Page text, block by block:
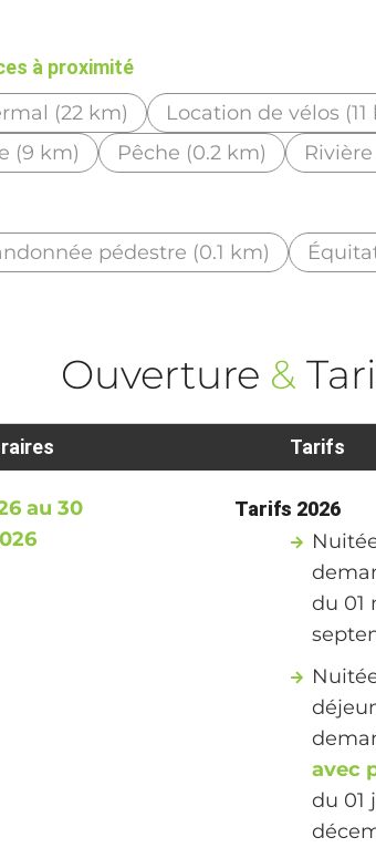
à proximité
(22 km)
Location de vélos (11
(9 km)
Pêche (0.2 km)
pédestre (0.1 km)
Ouverture &
au 30
Tarifs
Tarifs 2026
du 01
avec
du 01